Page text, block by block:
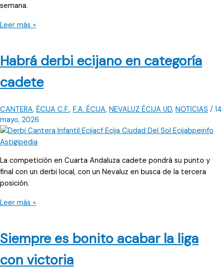
semana.
La
con
tres
astigitanas
Leer más »
Habrá derbi ecijano en categoría
cadete
CANTERA, ÉCIJA C.F., F.A. ÉCIJA, NEVALUZ ÉCIJA UD, NOTICIAS / 14
mayo, 2026
La competición en Cuarta Andaluza cadete pondrá su punto y
final con un derbi local, con un Nevaluz en busca de la tercera
posición.
Habrá
en
categoría
cadete
Leer más »
Siempre es bonito acabar la liga
con victoria